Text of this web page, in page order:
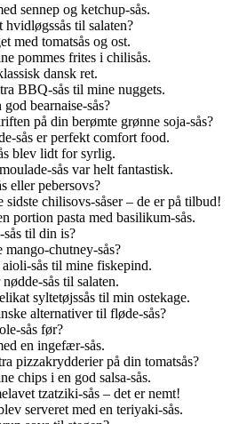
sennep og ketchup-sås.
til salaten?
med tomatsås og ost.
pommes frites i chilisås.
dansk ret.
BBQ-sås til mine nuggets.
bearnaise-sås?
på din berømte grønne soja-sås?
sås er perfekt comfort food.
blev lidt for syrlig.
sås var helt fantastisk.
eller pebersovs?
chilisovs-såser – de er på tilbud!
portion pasta med basilikum-sås.
til din is?
chutney-sås?
sås til mine fiskepind.
sås til salaten.
syltetøjssås til min ostekage.
alternativer til fløde-sås?
sås før?
en ingefær-sås.
pizzakrydderier på din tomatsås?
chips i en god salsa-sås.
tzatziki-sås – det er nemt!
serveret med en teriyaki-sås.